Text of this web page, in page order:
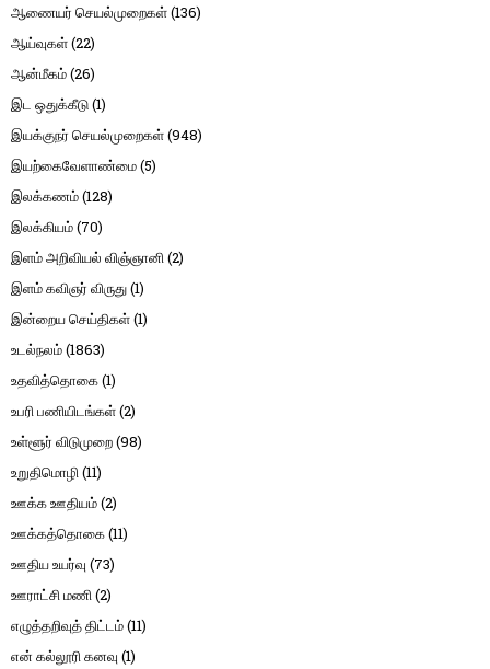
ஆணையர் செயல்முறைகள்(136)
ஆய்வுகள்(22)
ஆன்மீகம்(26)
இட ஒதுக்கீடு(1)
இயக்குநர் செயல்முறைகள்(948)
இயற்கைவேளாண்மை(5)
இலக்கணம்(128)
இலக்கியம்(70)
இளம் அறிவியல் விஞ்ஞானி(2)
இளம் கவிஞர் விருது(1)
இன்றைய செய்திகள்(1)
உடல்நலம்(1863)
உதவித்தொகை(1)
உபரி பணியிடங்கள்(2)
உள்ளூர் விடுமுறை(98)
உறுதிமொழி(11)
ஊக்க ஊதியம்(2)
ஊக்கத்தொகை(11)
ஊதிய உயர்வு (73)
ஊராட்சி மணி(2)
எழுத்தறிவுத் திட்டம்(11)
என் கல்லூரி கனவு (1)